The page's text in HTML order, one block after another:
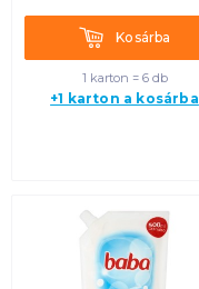
KosárbaKosárba
1 karton = 6 db
+1 karton a kosárba